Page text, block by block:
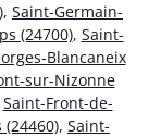
, Saint-Germain-
(24700), Saint-
Blancaneix
sur-Nizonne
Saint-Front-de-
(24460), Saint-